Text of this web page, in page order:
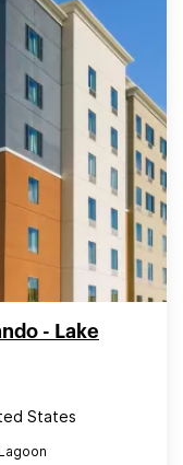
- Lake
States